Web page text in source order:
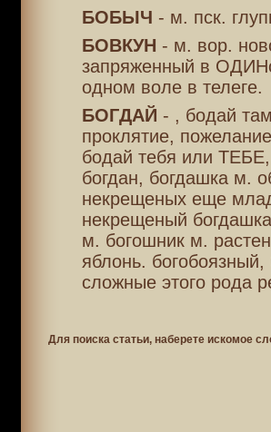
БОБЫЧ - м. пск.
БОВКУН - м. вор.
запряженный в
одном воле в телеге.
БОГДАЙ - , бодай
проклятие,
бодай тебя или ТЕБЕ,
богдан, богдашка м.
некрещеных еще
некрещеный
м. богошник м.
яблонь.
сложные этого рода
Для поиска статьи, наберете искомое